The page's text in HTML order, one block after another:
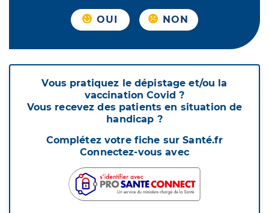
OUI NON
Vous pratiquez le dépistage et/ou la
vaccination Covid ?
Vous recevez des patients en situation de
handicap ?
Complétez votre fiche sur Santé.fr
Connectez-vous avec